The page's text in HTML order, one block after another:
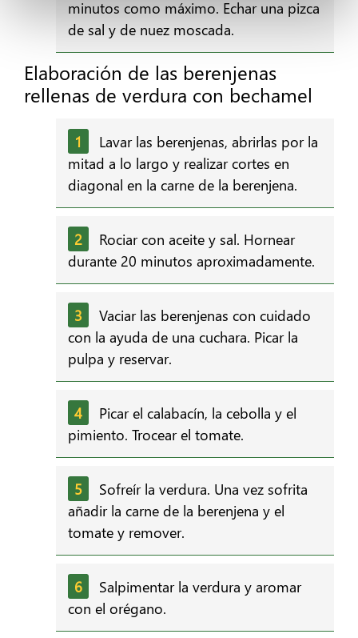
minutos como máximo. Echar una pizca
de sal y de nuez moscada.
Elaboración de las berenjenas
rellenas de verdura con bechamel
Lavar las berenjenas, abrirlas por la
mitad a lo largo y realizar cortes en
diagonal en la carne de la berenjena.
Rociar con aceite y sal. Hornear
durante 20 minutos aproximadamente.
Vaciar las berenjenas con cuidado
con la ayuda de una cuchara. Picar la
pulpa y reservar.
Picar el calabacín, la cebolla y el
pimiento. Trocear el tomate.
Sofreír la verdura. Una vez sofrita
añadir la carne de la berenjena y el
tomate y remover.
Salpimentar la verdura y aromar
con el orégano.